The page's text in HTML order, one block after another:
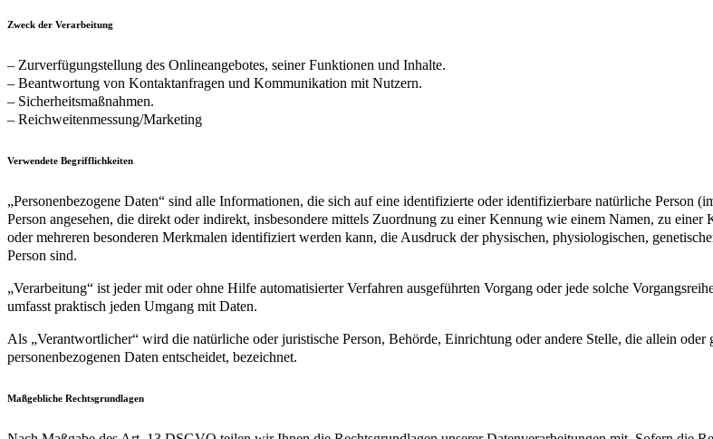
Zweck der Verarbeitung
– Zurverfügungstellung des Onlineangebotes, seiner Funktionen und Inhalte.
– Beantwortung von Kontaktanfragen und Kommunikation mit Nutzern.
– Sicherheitsmaßnahmen.
– Reichweitenmessung/Marketing
Verwendete Begrifflichkeiten
„Personenbezogene Daten“ sind alle Informationen, die sich auf eine identifizierte oder identifizierbare natürliche Person
Person angesehen, die direkt oder indirekt, insbesondere mittels Zuordnung zu einer Kennung wie einem Namen, zu
oder mehreren besonderen Merkmalen identifiziert werden kann, die Ausdruck der physischen, physiologischen,
Person sind.
„Verarbeitung“ ist jeder mit oder ohne Hilfe automatisierter Verfahren ausgeführten Vorgang oder jede solche
umfasst praktisch jeden Umgang mit Daten.
Als „Verantwortlicher“ wird die natürliche oder juristische Person, Behörde, Einrichtung oder andere Stelle, die allein
personenbezogenen Daten entscheidet, bezeichnet.
Maßgebliche Rechtsgrundlagen